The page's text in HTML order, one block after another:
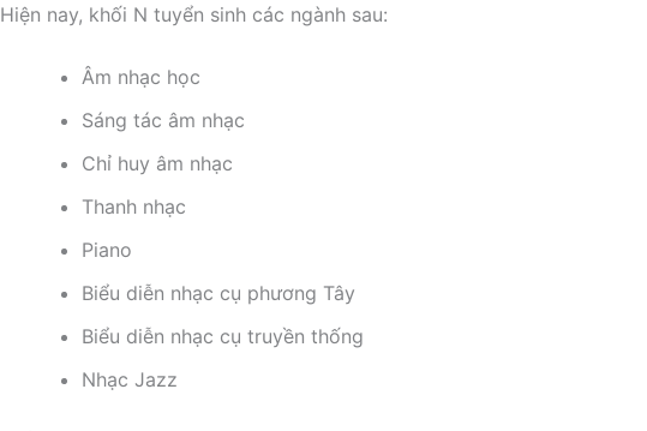
Hiện nay, khối N tuyển sinh các ngành sau:
Âm nhạc học
Sáng tác âm nhạc
Chỉ huy âm nhạc
Thanh nhạc
Piano
Biểu diễn nhạc cụ phương Tây
Biểu diễn nhạc cụ truyền thống
Nhạc Jazz